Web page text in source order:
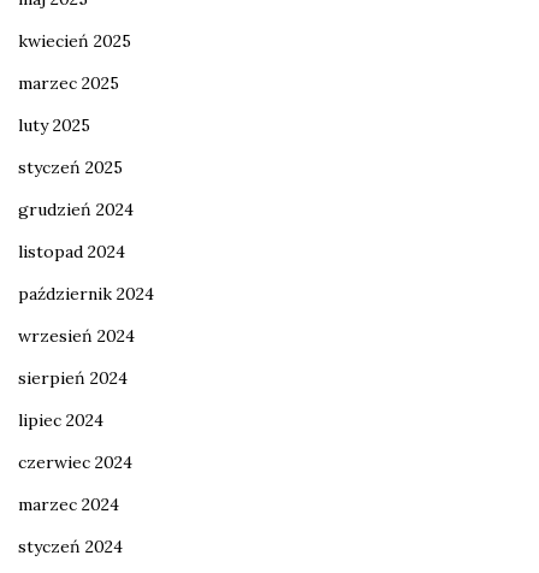
kwiecień 2025
marzec 2025
luty 2025
styczeń 2025
grudzień 2024
listopad 2024
październik 2024
wrzesień 2024
sierpień 2024
lipiec 2024
czerwiec 2024
marzec 2024
styczeń 2024